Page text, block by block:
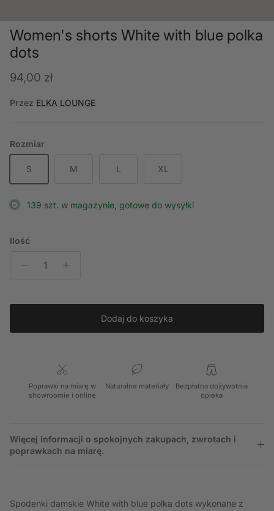
Women's shorts White with blue polka
dots
Cena regularna
94,00 zł
Przez ELKA LOUNGE
Rozmiar
S M L XL
139 szt. w magazynie, gotowe do wysyłki
Ilość
Dodaj do koszyka
Poprawki na miarę w
showroomie i online
Naturalne materiały
Bezpłatna dożywotnia
opieka
Więcej informacji o spokojnych zakupach, zwrotach i
poprawkach na miarę.
Spodenki damskie White with blue polka dots wykonane z